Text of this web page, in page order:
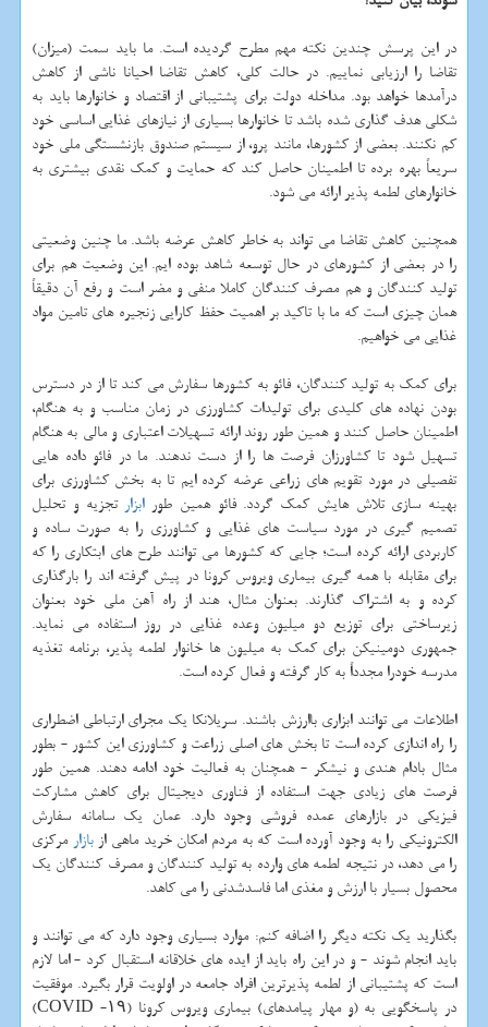
در این پرسش چندین نکته مهم مطرح گردیده است. ما باید سمت (میزان)
تقاضا را ارزیابی نماییم. در حالت کلی، کاهش تقاضا احیانا ناشی از کاهش
درآمدها خواهد بود. مداخله دولت برای پشتیبانی از اقتصاد و خانوارها باید به
شکلی هدف گذاری شده باشد تا خانوارها بسیاری از نیازهای غذایی اساسی خود
کم نکنند. بعضی از کشورها، مانند پرو، از سیستم صندوق بازنشستگی ملی خود
سریعاً بهره برده تا اطمینان حاصل کند که حمایت و کمک نقدی بیشتری به
خانوارهای لطمه پذیر ارائه می شود.
همچنین کاهش تقاضا می تواند به خاطر کاهش عرضه باشد. ما چنین وضعیتی
را در بعضی از کشورهای در حال توسعه شاهد بوده ایم. این وضعیت هم برای
تولید کنندگان و هم مصرف کنندگان کاملا منفی و مضر است و رفع آن دقیقاً
همان چیزی است که ما با تاکید بر اهمیت حفظ کارایی زنجیره های تامین مواد
غذایی می خواهیم.
برای کمک به تولید کنندگان، فائو به کشورها سفارش می کند تا از در دسترس
بودن نهاده های کلیدی برای تولیدات کشاورزی در زمان مناسب و به هنگام،
اطمینان حاصل کنند و همین طور روند ارائه تسهیلات اعتباری و مالی به هنگام
تسهیل شود تا کشاورزان فرصت ها را از دست ندهند. ما در فائو داده هایی
تفصیلی در مورد تقویم های زراعی عرضه کرده ایم تا به بخش کشاورزی برای
بهینه سازی تلاش هایش کمک گردد. فائو همین طورابزار تجزیه و تحلیل
تصمیم گیری در مورد سیاست های غذایی و کشاورزی را به صورت ساده و
کاربردی ارائه کرده است؛ جایی که کشورها می توانند طرح های ابتکاری را که
برای مقابله با همه گیری بیماری ویروس کرونا در پیش گرفته اند را بارگذاری
کرده و به اشتراک گذارند. بعنوان مثال، هند از راه آهن ملی خود بعنوان
زیرساختی برای توزیع دو میلیون وعده غذایی در روز استفاده می نماید.
جمهوری دومینیکن برای کمک به میلیون ها خانوار لطمه پذیر، برنامه تغذیه
مدرسه خودرا مجدداً به کار گرفته و فعال کرده است.
اطلاعات می توانند ابزاری باارزش باشند. سریلانکا یک مجرای ارتباطی اضطراری
را راه اندازی کرده است تا بخش های اصلی زراعت و کشاورزی این کشور - بطور
مثال بادام هندی و نیشکر - همچنان به فعالیت خود ادامه دهند. همین طور
فرصت های زیادی جهت استفاده از فناوری دیجیتال برای کاهش مشارکت
فیزیکی در بازارهای عمده فروشی وجود دارد. عمان یک سامانه سفارش
الکترونیکی را به وجود آورده است که به مردم امکان خرید ماهی ازبازار مرکزی
را می دهد، در نتیجه لطمه های وارده به تولید کنندگان و مصرف کنندگان یک
محصول بسیار با ارزش و مغذی اما فاسدشدنی را می کاهد.
بگذارید یک نکته دیگر را اضافه کنم: موارد بسیاری وجود دارد که می توانند و
باید انجام شوند - و در این راه باید از ایده های خلاقانه استقبال کرد - اما لازم
است که پشتیبانی از لطمه پذیرترین افراد جامعه در اولویت قرار بگیرد. موفقیت
در پاسخگویی به (و مهار پیامدهای) بیماری ویروس کرونا (COVID -۱۹)